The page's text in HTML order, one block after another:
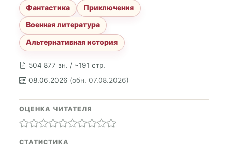
504 877 зн. / ~191 стр.
08.06.2026 (обн. 07.08.2026)
Фантастика
Приключения
Военная литература
Альтернативная история
ОЦЕНКА ЧИТАТЕЛЯ
СТАТИСТИКА